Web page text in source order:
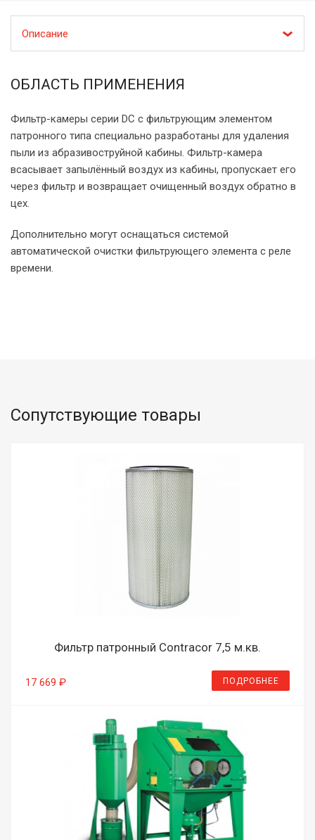
Описание
ОБЛАСТЬ ПРИМЕНЕНИЯ
Фильтр-камеры серии DC с фильтрующим элементом
патронного типа специально разработаны для удаления
пыли из абразивоструйной кабины. Фильтр-камера
всасывает запылённый воздух из кабины, пропускает его
через фильтр и возвращает очищенный воздух обратно в
цех.
Дополнительно могут оснащаться системой
автоматической очистки фильтрующего элемента с реле
времени.
Сопутствующие товары
Фильтр патронный Contracor 7,5 м.кв.
17 669 ₽ ПОДРОБНЕЕ